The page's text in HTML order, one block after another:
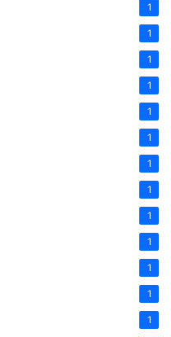
1
1
1
1
1
1
1
1
1
1
1
1
1